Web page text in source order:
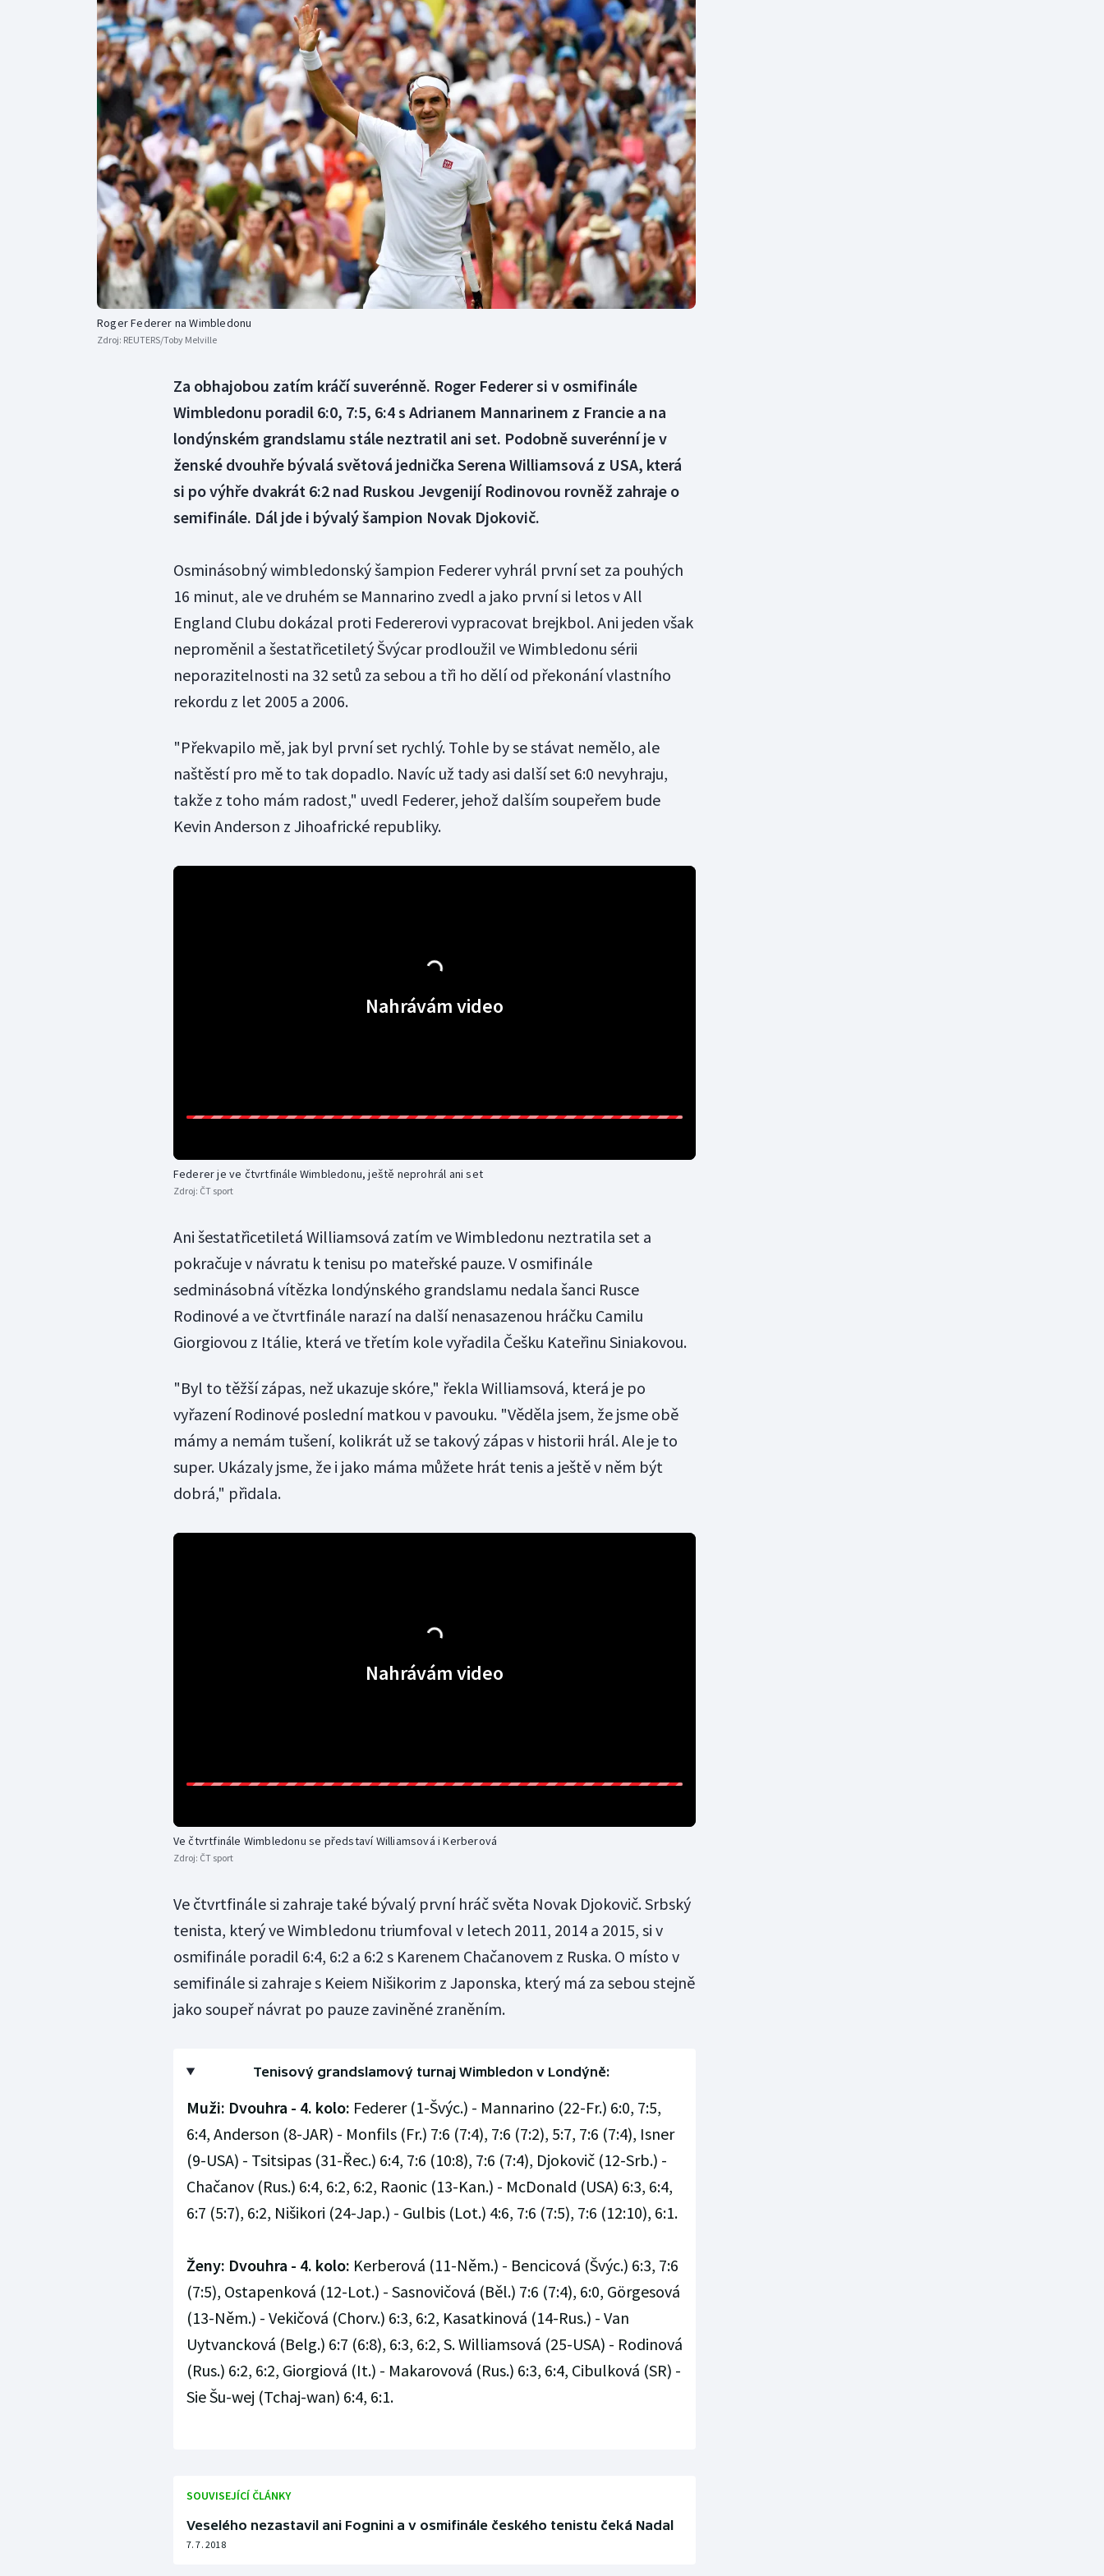
Curling
Dostihy
Florbal
Futsal
Golf
Gymnastika
Moderní pětiboj
Motorsport
Olympijské hry
Parasport
Plavání
Plážový volejbal
Triatlon
Veslování
Vodní slalom
Volejbal
Ostatní
Roger Federer na Wimbledonu
Zdroj: REUTERS/Toby Melville
Za obhajobou zatím kráčí suverénně. Roger Federer si v osmifinále
Wimbledonu poradil 6:0, 7:5, 6:4 s Adrianem Mannarinem z Francie a na
londýnském grandslamu stále neztratil ani set. Podobně suverénní je v
ženské dvouhře bývalá světová jednička Serena Williamsová z USA, která
si po výhře dvakrát 6:2 nad Ruskou Jevgenijí Rodinovou rovněž zahraje o
semifinále. Dál jde i bývalý šampion Novak Djokovič.
Osminásobný wimbledonský šampion Federer vyhrál první set za pouhých
16 minut, ale ve druhém se Mannarino zvedl a jako první si letos v All
England Clubu dokázal proti Federerovi vypracovat brejkbol. Ani jeden však
neproměnil a šestatřicetiletý Švýcar prodloužil ve Wimbledonu sérii
neporazitelnosti na 32 setů za sebou a tři ho dělí od překonání vlastního
rekordu z let 2005 a 2006.
"Překvapilo mě, jak byl první set rychlý. Tohle by se stávat nemělo, ale
naštěstí pro mě to tak dopadlo. Navíc už tady asi další set 6:0 nevyhraju,
takže z toho mám radost," uvedl Federer, jehož dalším soupeřem bude
Kevin Anderson z Jihoafrické republiky.
Nahrávám video
Federer je ve čtvrtfinále Wimbledonu, ještě neprohrál ani set
Zdroj: ČT sport
Ani šestatřicetiletá Williamsová zatím ve Wimbledonu neztratila set a
pokračuje v návratu k tenisu po mateřské pauze. V osmifinále
sedminásobná vítězka londýnského grandslamu nedala šanci Rusce
Rodinové a ve čtvrtfinále narazí na další nenasazenou hráčku Camilu
Giorgiovou z Itálie, která ve třetím kole vyřadila Češku Kateřinu Siniakovou.
"Byl to těžší zápas, než ukazuje skóre," řekla Williamsová, která je po
vyřazení Rodinové poslední matkou v pavouku. "Věděla jsem, že jsme obě
mámy a nemám tušení, kolikrát už se takový zápas v historii hrál. Ale je to
super. Ukázaly jsme, že i jako máma můžete hrát tenis a ještě v něm být
dobrá," přidala.
Nahrávám video
Ve čtvrtfinále Wimbledonu se představí Williamsová i Kerberová
Zdroj: ČT sport
Ve čtvrtfinále si zahraje také bývalý první hráč světa Novak Djokovič. Srbský
tenista, který ve Wimbledonu triumfoval v letech 2011, 2014 a 2015, si v
osmifinále poradil 6:4, 6:2 a 6:2 s Karenem Chačanovem z Ruska. O místo v
semifinále si zahraje s Keiem Nišikorim z Japonska, který má za sebou stejně
jako soupeř návrat po pauze zaviněné zraněním.
Tenisový grandslamový turnaj Wimbledon v Londýně:
Muži: Dvouhra - 4. kolo: Federer (1-Švýc.) - Mannarino (22-Fr.) 6:0, 7:5,
6:4, Anderson (8-JAR) - Monfils (Fr.) 7:6 (7:4), 7:6 (7:2), 5:7, 7:6 (7:4), Isner
(9-USA) - Tsitsipas (31-Řec.) 6:4, 7:6 (10:8), 7:6 (7:4), Djokovič (12-Srb.) -
Chačanov (Rus.) 6:4, 6:2, 6:2, Raonic (13-Kan.) - McDonald (USA) 6:3, 6:4,
6:7 (5:7), 6:2, Nišikori (24-Jap.) - Gulbis (Lot.) 4:6, 7:6 (7:5), 7:6 (12:10), 6:1.
Ženy: Dvouhra - 4. kolo: Kerberová (11-Něm.) - Bencicová (Švýc.) 6:3, 7:6
(7:5), Ostapenková (12-Lot.) - Sasnovičová (Běl.) 7:6 (7:4), 6:0, Görgesová
(13-Něm.) - Vekičová (Chorv.) 6:3, 6:2, Kasatkinová (14-Rus.) - Van
Uytvancková (Belg.) 6:7 (6:8), 6:3, 6:2, S. Williamsová (25-USA) - Rodinová
(Rus.) 6:2, 6:2, Giorgiová (It.) - Makarovová (Rus.) 6:3, 6:4, Cibulková (SR) -
Sie Šu-wej (Tchaj-wan) 6:4, 6:1.
SOUVISEJÍCÍ ČLÁNKY
Veselého nezastavil ani Fognini a v osmifinále českého tenistu čeká Nadal
7. 7. 2018